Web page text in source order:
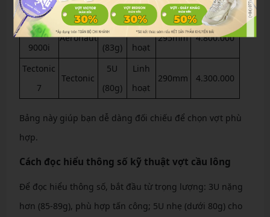
Cannon
(85g)
bình
Aeronaut
9000i
Aeronaut
4U
(83g)
Linh
hoạt
295mm 4.800.000
Tectonic
7
Tectonic
5U
(80g)
Linh
hoạt
290mm 4.300.000
Bảng này giúp bạn dễ dàng đối chiếu để chọn vợt phù
hợp.
Cách đọc hiểu thông số kỹ thuật vợt cầu lông
Để đọc hiểu thông số, bắt đầu từ trọng lượng: 3U nặng
hơn (85-89g), phù hợp tấn công; 5U nhẹ (dưới 80g) cho